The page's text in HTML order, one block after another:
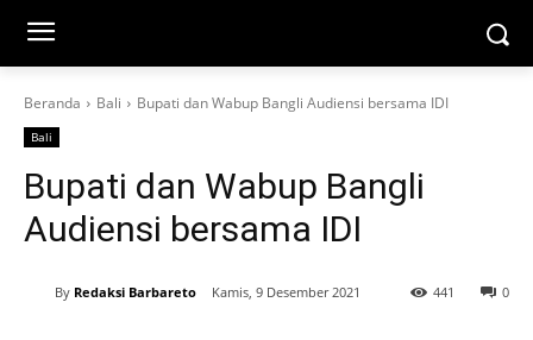
Beranda Bali Bupati dan Wabup Bangli Audiensi bersama IDI
Bali
Bupati dan Wabup Bangli
Audiensi bersama IDI
By Redaksi Barbareto Kamis, 9 Desember 2021 0
441